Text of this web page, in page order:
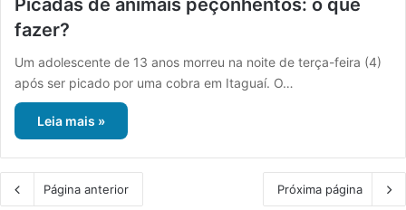
Picadas de animais peçonhentos: o que
fazer?
Um adolescente de 13 anos morreu na noite de terça-feira (4)
após ser picado por uma cobra em Itaguaí. O…
Leia mais »
Página anterior Próxima página